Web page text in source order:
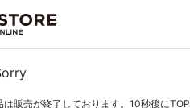
販売が終了しております。10秒後にTOP